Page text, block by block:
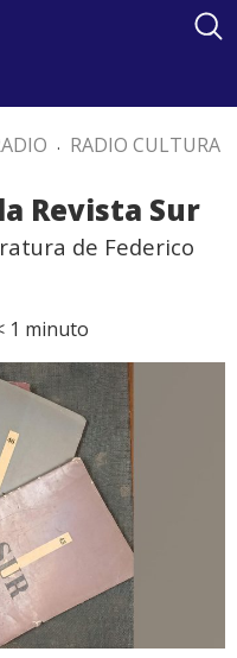
. RADIO CULTURA
Revista Sur
de Federico
1 minuto